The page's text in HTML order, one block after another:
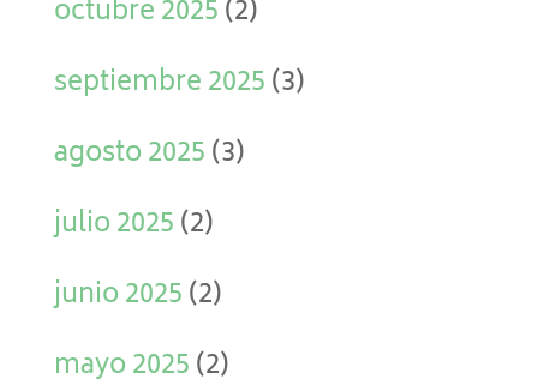
octubre 2025(2)
septiembre 2025(3)
agosto 2025(3)
julio 2025(2)
junio 2025(2)
mayo 2025(2)